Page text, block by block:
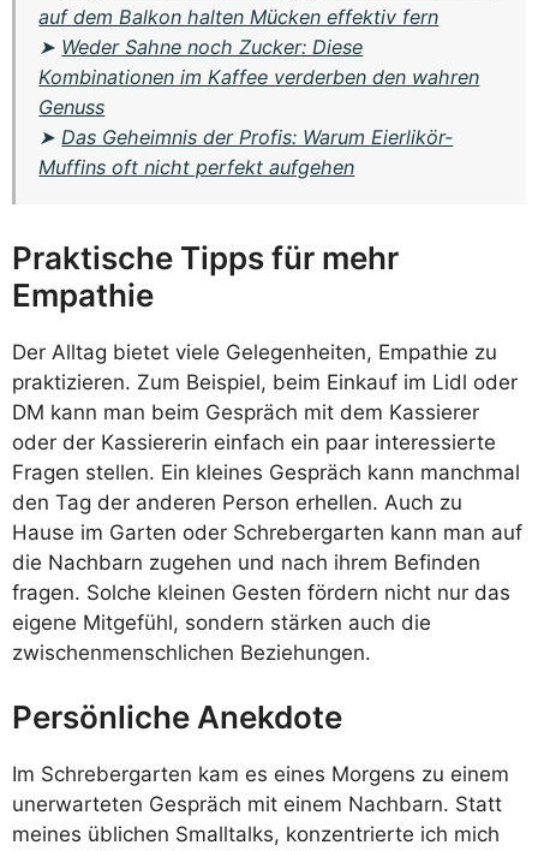
auf dem Balkon halten Mücken effektiv fern
➤ Weder Sahne noch Zucker: Diese
Kombinationen im Kaffee verderben den wahren
Genuss
➤ Das Geheimnis der Profis: Warum Eierlikör-
Muffins oft nicht perfekt aufgehen
Praktische Tipps für mehr
Empathie
Der Alltag bietet viele Gelegenheiten, Empathie zu
praktizieren. Zum Beispiel, beim Einkauf im Lidl oder
DM kann man beim Gespräch mit dem Kassierer
oder der Kassiererin einfach ein paar interessierte
Fragen stellen. Ein kleines Gespräch kann manchmal
den Tag der anderen Person erhellen. Auch zu
Hause im Garten oder Schrebergarten kann man auf
die Nachbarn zugehen und nach ihrem Befinden
fragen. Solche kleinen Gesten fördern nicht nur das
eigene Mitgefühl, sondern stärken auch die
zwischenmenschlichen Beziehungen.
Persönliche Anekdote
Im Schrebergarten kam es eines Morgens zu einem
unerwarteten Gespräch mit einem Nachbarn. Statt
meines üblichen Smalltalks, konzentrierte ich mich